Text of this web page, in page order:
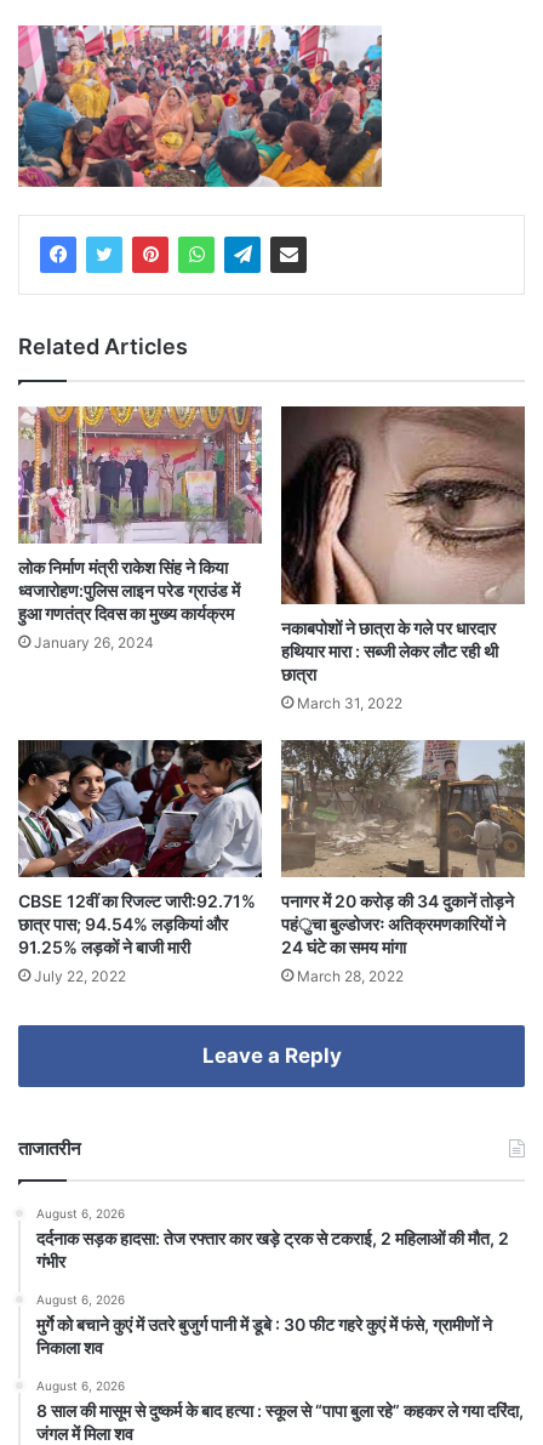
Related Articles
लोक निर्माण मंत्री राकेश सिंह ने किया
ध्वजारोहण:पुलिस लाइन परेड ग्राउंड में
हुआ गणतंत्र दिवस का मुख्य कार्यक्रम
January 26, 2024
नकाबपोशों ने छात्रा के गले पर धारदार
हथियार मारा : सब्जी लेकर लौट रही थी
छात्रा
March 31, 2022
CBSE 12वीं का रिजल्ट जारी:92.71%
छात्र पास; 94.54% लड़कियां और
91.25% लड़कों ने बाजी मारी
July 22, 2022
पनागर में 20 करोड़ की 34 दुकानें तोड़ने
पहंुचा बुल्डोजरः अतिक्रमणकारियों ने
24 घंटे का समय मांगा
March 28, 2022
Leave a Reply
ताजातरीन
August 6, 2026
दर्दनाक सड़क हादसा: तेज रफ्तार कार खड़े ट्रक से टकराई, 2 महिलाओं की मौत, 2
गंभीर
August 6, 2026
मुर्गे को बचाने कुएं में उतरे बुजुर्ग पानी में डूबे : 30 फीट गहरे कुएं में फंसे, ग्रामीणों ने
निकाला शव
August 6, 2026
8 साल की मासूम से दुष्कर्म के बाद हत्या : स्कूल से “पापा बुला रहे” कहकर ले गया दरिंदा,
जंगल में मिला शव